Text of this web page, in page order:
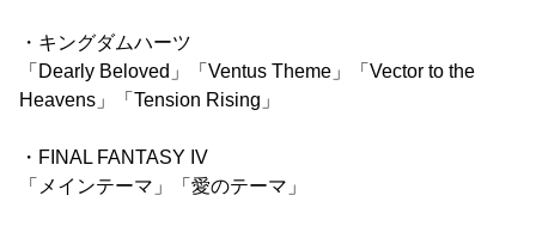
・キングダムハーツ
「Dearly Beloved」「Ventus Theme」「Vector to the
Heavens」「Tension Rising」
・FINAL FANTASY IV
「メインテーマ」「愛のテーマ」